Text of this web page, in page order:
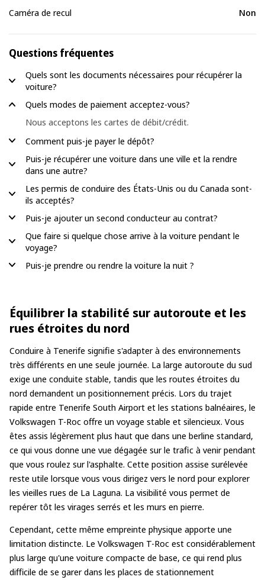
Caméra de recul
Non
Questions fréquentes
Quels sont les documents nécessaires pour récupérer la
voiture?
Quels modes de paiement acceptez-vous?
Nous acceptons les cartes de débit/crédit.
Comment puis-je payer le dépôt?
Puis-je récupérer une voiture dans une ville et la rendre
dans une autre?
Les permis de conduire des États-Unis ou du Canada sont-
ils acceptés?
Puis-je ajouter un second conducteur au contrat?
Que faire si quelque chose arrive à la voiture pendant le
voyage?
Puis-je prendre ou rendre la voiture la nuit ?
Équilibrer la stabilité sur autoroute et les
rues étroites du nord
Conduire à Tenerife signifie s'adapter à des environnements
très différents en une seule journée. La large autoroute du sud
exige une conduite stable, tandis que les routes étroites du
nord demandent un positionnement précis. Lors du trajet
rapide entre Tenerife South Airport et les stations balnéaires, le
Volkswagen T-Roc offre un voyage stable et silencieux. Vous
êtes assis légèrement plus haut que dans une berline standard,
ce qui vous donne une vue dégagée sur le trafic à venir pendant
que vous roulez sur l'asphalte. Cette position assise surélevée
reste utile lorsque vous vous dirigez vers le nord pour explorer
les vieilles rues de La Laguna. La visibilité vous permet de
repérer tôt les virages serrés et les murs en pierre.
Cependant, cette même empreinte physique apporte une
limitation distincte. Le Volkswagen T-Roc est considérablement
plus large qu'une voiture compacte de base, ce qui rend plus
difficile de se garer dans les places de stationnement